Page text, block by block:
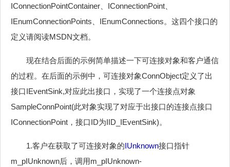
IConnectionPointContainer、IConnectionPoint、
IEnumConnectionPoints、IEnumConnections。这四个接口的
定义请阅读MSDN文档。
现在结合后面的示例简单描述一下可连接对象和客户通信
的过程。在后面的示例中，可连接对象ConnObject定义了出
接口IEventSink,对应此出接口，实现了一个连接点对象
SampleConnPoint(此对象实现了对应于出接口的连接点接口
IConnectionPoint，接口ID为IID_IEventSink)。
1.客户在获取了可连接对象的IUnknown接口指针
m_pIUnknown后，调用m_pIUnknown-